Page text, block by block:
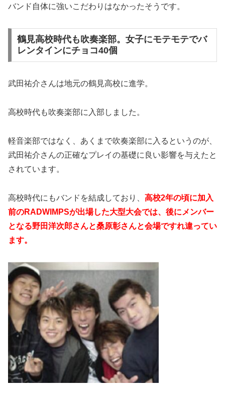
バンド自体に強いこだわりはなかったそうです。
鶴見高校時代も吹奏楽部。女子にモテモテでバ
レンタインにチョコ40個
武田祐介さんは地元の鶴見高校に進学。
高校時代も吹奏楽部に入部しました。
軽音楽部ではなく、あくまで吹奏楽部に入るというのが、
武田祐介さんの正確なプレイの基礎に良い影響を与えたと
されています。
高校時代にもバンドを結成しており、 高校2年の頃に加入
前のRADWIMPSが出場した大型大会では、後にメンバー
となる野田洋次郎さんと桑原彰さんと会場ですれ違ってい
ます。